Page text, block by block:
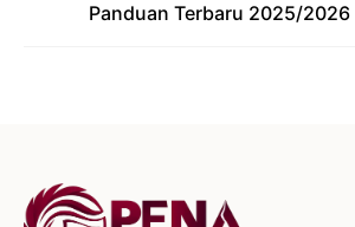
Panduan Terbaru 2025/2026